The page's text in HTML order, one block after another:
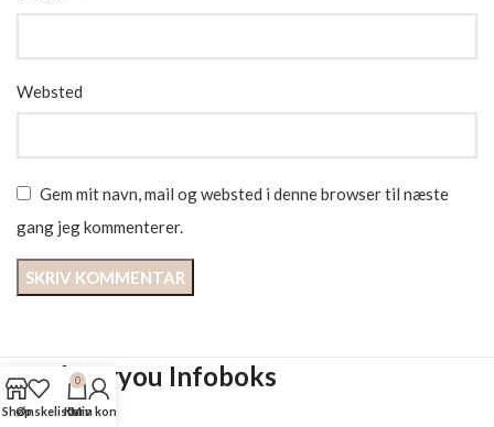
Websted
Gem mit navn, mail og websted i denne browser til næste
gang jeg kommenterer.
Curlsforyou Infoboks
ShopØnskeliste
0
Kurv
Min konto